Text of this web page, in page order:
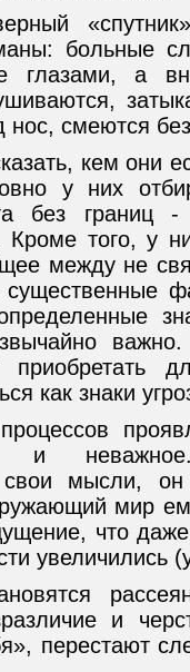
больные
глазами, а
нос, смеются
кем они
у них
без границ -
того, у
между не
как знаки
и
свои мысли,
мир
что
увеличились
и
перестают